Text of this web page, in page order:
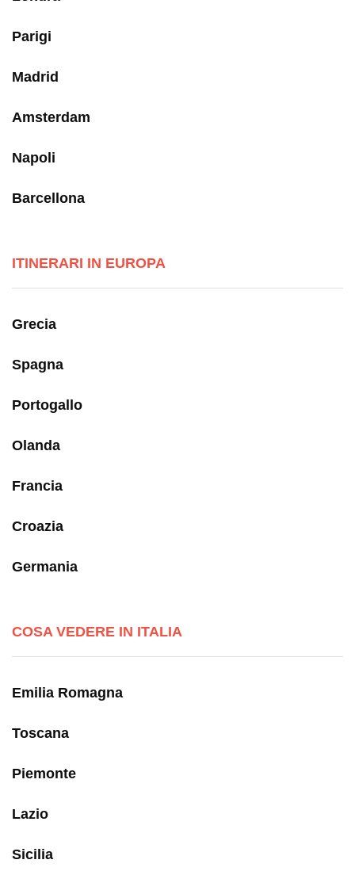
Parigi
Madrid
Amsterdam
Napoli
Barcellona
ITINERARI IN EUROPA
Grecia
Spagna
Portogallo
Olanda
Francia
Croazia
Germania
COSA VEDERE IN ITALIA
Emilia Romagna
Toscana
Piemonte
Lazio
Sicilia